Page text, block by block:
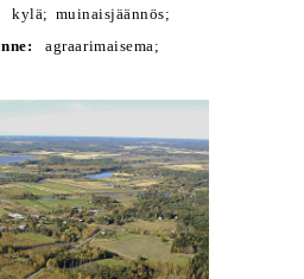
kylä; muinaisjäännös;
agraarimaisema;